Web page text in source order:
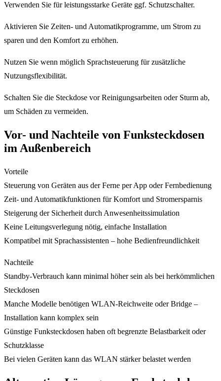
Verwenden Sie für leistungsstarke Geräte ggf. Schutzschalter.
Aktivieren Sie Zeiten- und Automatikprogramme, um Strom zu
sparen und den Komfort zu erhöhen.
Nutzen Sie wenn möglich Sprachsteuerung für zusätzliche
Nutzungsflexibilität.
Schalten Sie die Steckdose vor Reinigungsarbeiten oder Sturm ab,
um Schäden zu vermeiden.
Vor- und Nachteile von Funksteckdosen
im Außenbereich
Vorteile
Steuerung von Geräten aus der Ferne per App oder Fernbedienung
Zeit- und Automatikfunktionen für Komfort und Stromersparnis
Steigerung der Sicherheit durch Anwesenheitssimulation
Keine Leitungsverlegung nötig, einfache Installation
Kompatibel mit Sprachassistenten – hohe Bedienfreundlichkeit
Nachteile
Standby-Verbrauch kann minimal höher sein als bei herkömmlichen
Steckdosen
Manche Modelle benötigen WLAN-Reichweite oder Bridge –
Installation kann komplex sein
Günstige Funksteckdosen haben oft begrenzte Belastbarkeit oder
Schutzklasse
Bei vielen Geräten kann das WLAN stärker belastet werden